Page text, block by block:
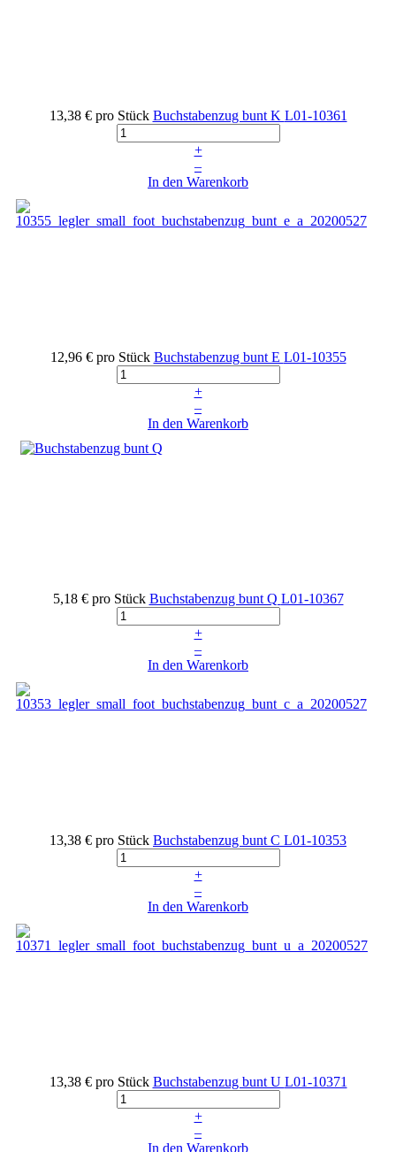
13,38 € pro Stück Buchstabenzug bunt K L01-10361
+
–
In den Warenkorb
12,96 € pro Stück Buchstabenzug bunt E L01-10355
+
–
In den Warenkorb
5,18 € pro Stück Buchstabenzug bunt Q L01-10367
+
–
In den Warenkorb
13,38 € pro Stück Buchstabenzug bunt C L01-10353
+
–
In den Warenkorb
13,38 € pro Stück Buchstabenzug bunt U L01-10371
+
–
In den Warenkorb